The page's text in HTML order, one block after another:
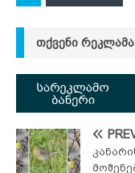
ᲗᲥᲕᲔᲜᲘ ᲠᲔᲙᲚᲐᲛᲐ